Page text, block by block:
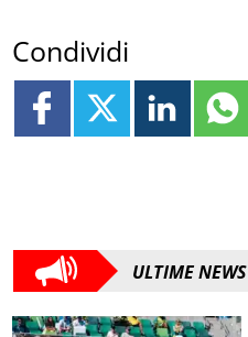
Condividi
ULTIME NEWS